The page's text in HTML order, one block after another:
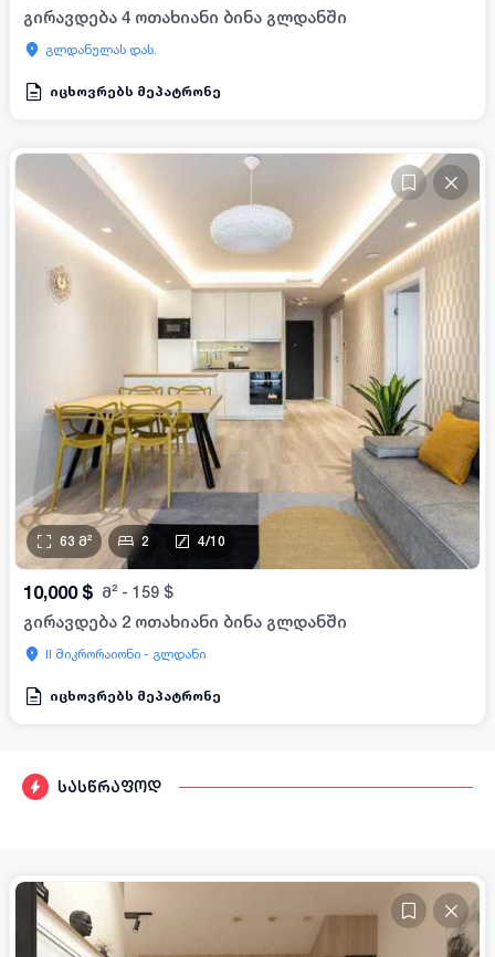
სასწრაფოდ
გირავდება 4 ოთახიანი ბინა გლდანში
გლდანულას დას.
იცხოვრებს მეპატრონე
63 მ² 2 4/10
10,000 $ მ² - 159 $
გირავდება 2 ოთახიანი ბინა გლდანში
II მიკრორაიონი - გლდანი
იცხოვრებს მეპატრონე